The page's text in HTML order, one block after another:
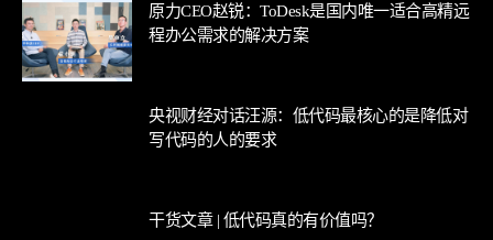
原力CEO赵锐：ToDesk是国内唯一适合高精远
程办公需求的解决方案
央视财经对话汪源：低代码最核心的是降低对
写代码的人的要求
干货文章 | 低代码真的有价值吗？